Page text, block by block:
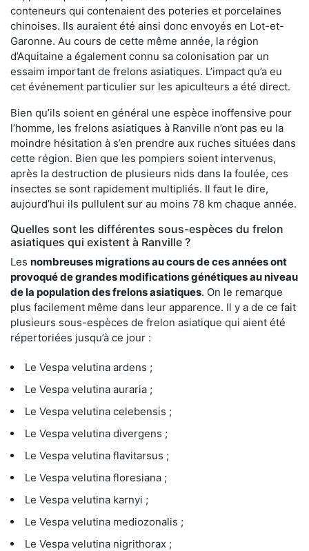
conteneurs qui contenaient des poteries et porcelaines
chinoises. Ils auraient été ainsi donc envoyés en Lot-et-
Garonne. Au cours de cette même année, la région
d’Aquitaine a également connu sa colonisation par un
essaim important de frelons asiatiques. L’impact qu’a eu
cet événement particulier sur les apiculteurs a été direct.
Bien qu’ils soient en général une espèce inoffensive pour
l’homme, les frelons asiatiques à Ranville n’ont pas eu la
moindre hésitation à s’en prendre aux ruches situées dans
cette région. Bien que les pompiers soient intervenus,
après la destruction de plusieurs nids dans la foulée, ces
insectes se sont rapidement multipliés. Il faut le dire,
aujourd’hui ils pullulent sur au moins 78 km chaque année.
Quelles sont les différentes sous-espèces du frelon
asiatiques qui existent à Ranville ?
Les nombreuses migrations au cours de ces années ont
provoqué de grandes modifications génétiques au niveau
de la population des frelons asiatiques. On le remarque
plus facilement même dans leur apparence. Il y a de ce fait
plusieurs sous-espèces de frelon asiatique qui aient été
répertoriées jusqu’à ce jour :
Le Vespa velutina ardens ;
Le Vespa velutina auraria ;
Le Vespa velutina celebensis ;
Le Vespa velutina divergens ;
Le Vespa velutina flavitarsus ;
Le Vespa velutina floresiana ;
Le Vespa velutina karnyi ;
Le Vespa velutina mediozonalis ;
Le Vespa velutina nigrithorax ;